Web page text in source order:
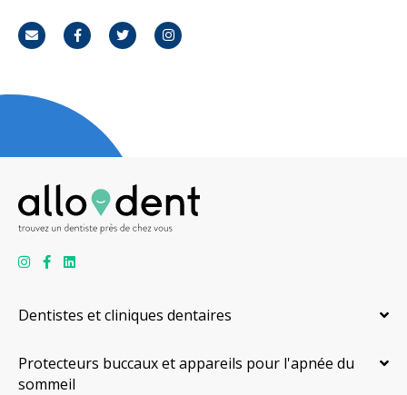
CourrielFacebookTwitterInstagram
Dentistes et cliniques dentaires
Protecteurs buccaux et appareils pour l'apnée du
sommeil